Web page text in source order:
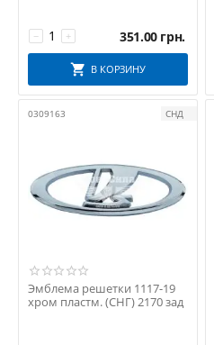
+
− 351.00 грн.
В КОРЗИНУ
0309163 СНД
Эмблема решетки 1117-19
хром пластм. (СНГ) 2170 зад